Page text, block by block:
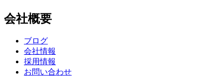
会社概要
ブログ
会社情報
採用情報
お問い合わせ